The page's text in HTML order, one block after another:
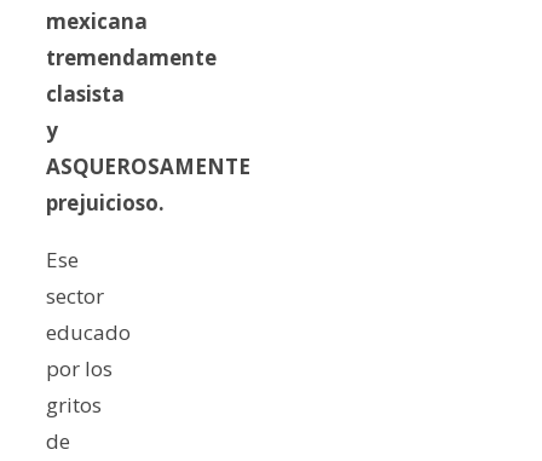
mexicana
tremendamente
clasista
y
ASQUEROSAMENTE
prejuicioso.
Ese
sector
educado
por los
gritos
de